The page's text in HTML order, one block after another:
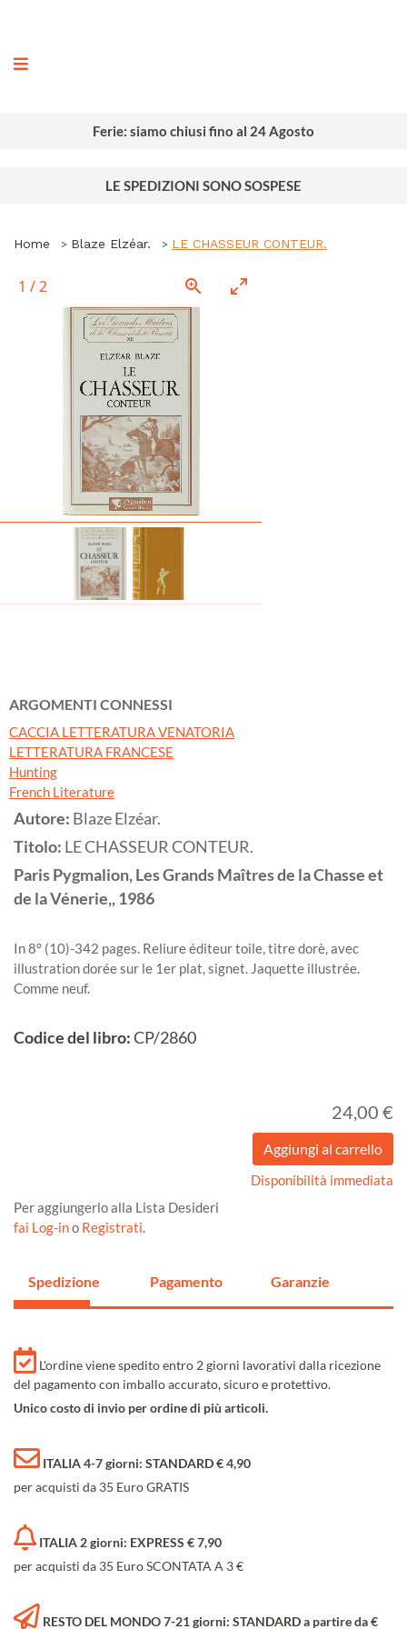
Ferie: siamo chiusi fino al 24 Agosto
LE SPEDIZIONI SONO SOSPESE
Home Blaze Elzéar. LE CHASSEUR CONTEUR.
1 /2
ARGOMENTI CONNESSI
CACCIA LETTERATURA VENATORIA
LETTERATURA FRANCESE
Hunting
French Literature
Autore: Blaze Elzéar.
Titolo: LE CHASSEUR CONTEUR.
ParisPygmalion, Les Grands Maîtres de la Chasse et
de la Vénerie,,1986
In 8° (10)-342 pages. Reliure éditeur toile, titre dorè, avec
illustration dorée sur le 1er plat, signet. Jaquette illustrée.
Comme neuf.
Codice del libro:CP/2860
24,00 €
Disponibilità immediata
Per aggiungerlo alla Lista Desideri
fai Log-ino Registrati.
Spedizione Pagamento Garanzie
L'ordine viene spedito entro 2 giorni lavorativi dalla ricezione
del pagamento con imballo accurato, sicuro e protettivo.
Unico costo di invio per ordine di più articoli.
ITALIA 4-7 giorni: STANDARD € 4,90
per acquisti da 35 Euro GRATIS
ITALIA 2 giorni: EXPRESS € 7,90
per acquisti da 35 Euro SCONTATA A 3 €
RESTO DEL MONDO 7-21 giorni: STANDARD a partire da €